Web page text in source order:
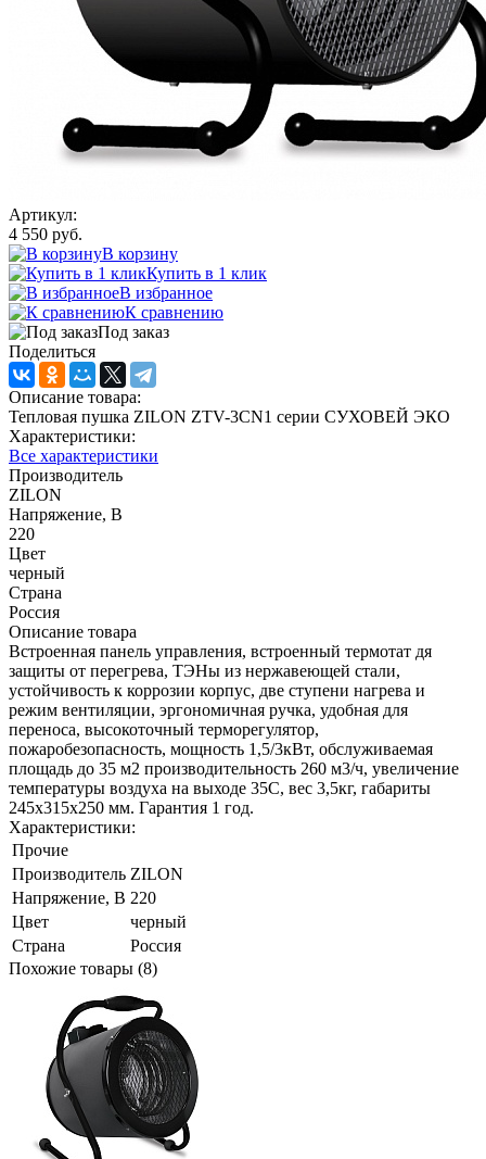
Артикул:
4 550 руб.
В корзину
Купить в 1 клик
В избранное
К сравнению
Под заказ
Поделиться
Описание товара:
Тепловая пушка ZILON ZTV-3CN1 серии СУХОВЕЙ ЭКО
Характеристики:
Все характеристики
Производитель
ZILON
Напряжение, В
220
Цвет
черный
Страна
Россия
Описание товара
Встроенная панель управления, встроенный термотат дя
защиты от перегрева, ТЭНы из нержавеющей стали,
устойчивость к коррозии корпус, две ступени нагрева и
режим вентиляции, эргономичная ручка, удобная для
переноса, высокоточный терморегулятор,
пожаробезопасность, мощность 1,5/3кВт, обслуживаемая
площадь до 35 м2 производительность 260 м3/ч, увеличение
температуры воздуха на выходе 35С, вес 3,5кг, габариты
245х315х250 мм. Гарантия 1 год.
Характеристики:
Прочие
Производитель ZILON
Напряжение, В 220
Цвет
черный
Страна
Россия
Похожие товары (8)